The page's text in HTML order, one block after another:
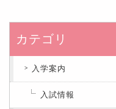
カテゴリ
入学案内
入試情報